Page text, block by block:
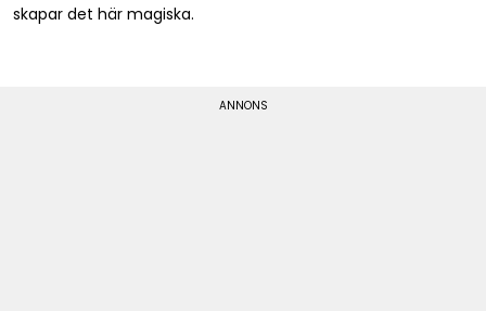
skapar det här magiska.